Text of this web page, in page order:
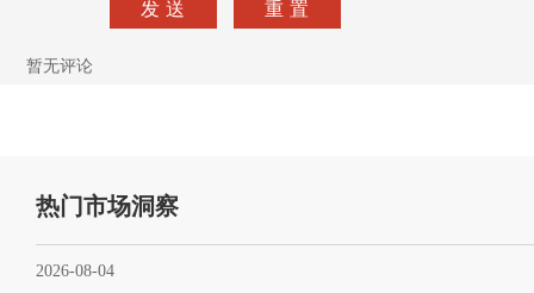
暂无评论
热门市场洞察
2026-08-04